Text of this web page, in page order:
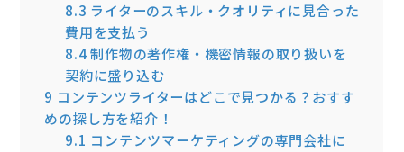
8.3 ライターのスキル・クオリティに見合った
費用を支払う
8.4制作物の著作権・機密情報の取り扱いを
契約に盛り込む
9 コンテンツライターはどこで見つかる？おすす
めの探し方を紹介！
9.1 コンテンツマーケティングの専門会社に